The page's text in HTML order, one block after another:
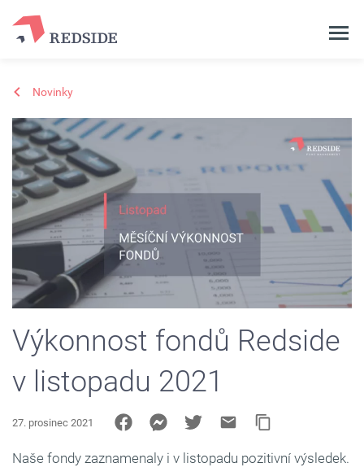
Novinky
Výkonnost fondů Redside
v listopadu 2021
27. prosinec 2021
Naše fondy zaznamenaly i v listopadu pozitivní výsledek.